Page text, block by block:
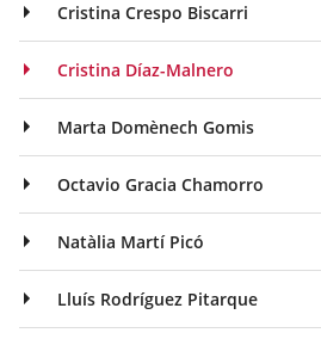
Cristina Crespo Biscarri
Cristina Díaz-Malnero
Marta Domènech Gomis
Octavio Gracia Chamorro
Natàlia Martí Picó
Lluís Rodríguez Pitarque